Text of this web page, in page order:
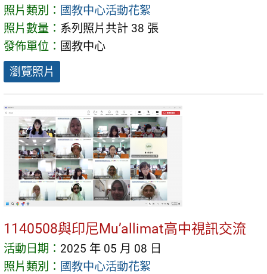
照片類別： 國教中心活動花絮
照片數量： 系列照片共計 38 張
發佈單位： 國教中心
瀏覽照片
1140508與印尼Mu’allimat高中視訊交流
活動日期： 2025 年 05 月 08 日
照片類別： 國教中心活動花絮